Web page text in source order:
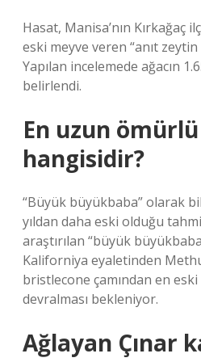
Hasat, Manisa’nın Kırkağaç
eski meyve veren “anıt zeytin
Yapılan incelemede ağacın
belirlendi.
En uzun
hangisidir?
“Büyük büyükbaba” olarak
yıldan daha eski olduğu
araştırılan “büyük
Kaliforniya eyaletinden
bristlecone çamından en eski
devralması bekleniyor.
Ağlayan Çınar